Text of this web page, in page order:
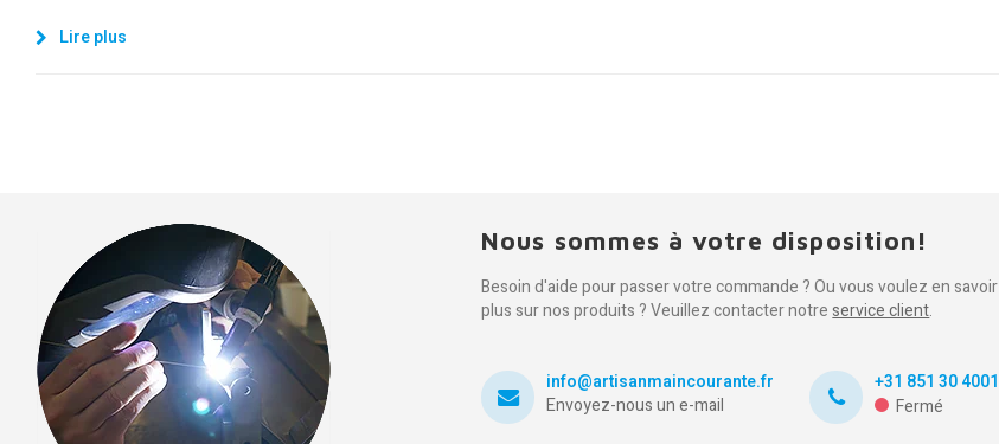
Lire plus
Nous sommes à votre disposition!
Besoin d'aide pour passer votre commande ? Ou vous voulez en savoir
plus sur nos produits ? Veuillez contacter notreservice client.
info@artisanmaincourante.fr
Envoyez-nous un e-mail
+31 851 30 4001
Fermé